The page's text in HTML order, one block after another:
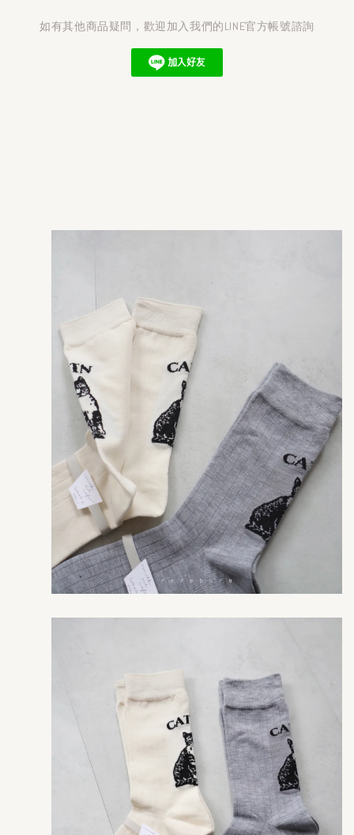
如有其他商品疑問，歡迎加入我們的LINE官方帳號諮詢